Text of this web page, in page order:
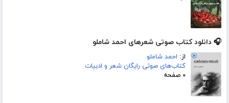
🎧 دانلود کتاب صوتی شعرهای احمد شاملو
از: احمد شاملو
کتاب‌های صوتی رایگان شعر و ادبیات
۰ صفحه